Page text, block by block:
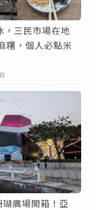
三民市場在地
糬，個人必點米
廣場開箱！亞